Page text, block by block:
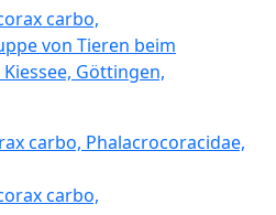
carbo, Phalacrocoracidae,